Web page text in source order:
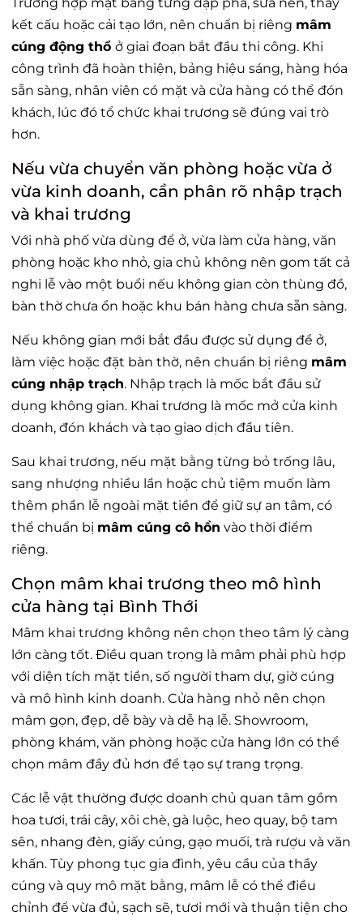
kết cấu hoặc cải tạo lớn, nên chuẩn bị riêng mâm
cúng động thổ ở giai đoạn bắt đầu thi công. Khi
công trình đã hoàn thiện, bảng hiệu sáng, hàng hóa
sẵn sàng, nhân viên có mặt và cửa hàng có thể đón
khách, lúc đó tổ chức khai trương sẽ đúng vai trò
hơn.
Nếu vừa chuyển văn phòng hoặc vừa ở
vừa kinh doanh, cần phân rõ nhập trạch
và khai trương
Với nhà phố vừa dùng để ở, vừa làm cửa hàng, văn
phòng hoặc kho nhỏ, gia chủ không nên gom tất cả
nghi lễ vào một buổi nếu không gian còn thùng đồ,
bàn thờ chưa ổn hoặc khu bán hàng chưa sẵn sàng.
Nếu không gian mới bắt đầu được sử dụng để ở,
làm việc hoặc đặt bàn thờ, nên chuẩn bị riêng mâm
cúng nhập trạch. Nhập trạch là mốc bắt đầu sử
dụng không gian. Khai trương là mốc mở cửa kinh
doanh, đón khách và tạo giao dịch đầu tiên.
Sau khai trương, nếu mặt bằng từng bỏ trống lâu,
sang nhượng nhiều lần hoặc chủ tiệm muốn làm
thêm phần lễ ngoài mặt tiền để giữ sự an tâm, có
thể chuẩn bị mâm cúng cô hồn vào thời điểm
riêng.
Chọn mâm khai trương theo mô hình
cửa hàng tại Bình Thới
Mâm khai trương không nên chọn theo tâm lý càng
lớn càng tốt. Điều quan trọng là mâm phải phù hợp
với diện tích mặt tiền, số người tham dự, giờ cúng
và mô hình kinh doanh. Cửa hàng nhỏ nên chọn
mâm gọn, đẹp, dễ bày và dễ hạ lễ. Showroom,
phòng khám, văn phòng hoặc cửa hàng lớn có thể
chọn mâm đầy đủ hơn để tạo sự trang trọng.
Các lễ vật thường được doanh chủ quan tâm gồm
hoa tươi, trái cây, xôi chè, gà luộc, heo quay, bộ tam
sên, nhang đèn, giấy cúng, gạo muối, trà rượu và văn
khấn. Tùy phong tục gia đình, yêu cầu của thầy
cúng và quy mô mặt bằng, mâm lễ có thể điều
chỉnh để vừa đủ, sạch sẽ, tươi mới và thuận tiện cho